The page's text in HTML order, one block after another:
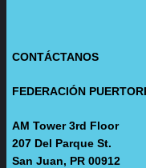
CONTÁCTANOS
FEDERACIÓN
AM Tower 3rd Floor
207 Del Parque St.
San Juan, PR 00912